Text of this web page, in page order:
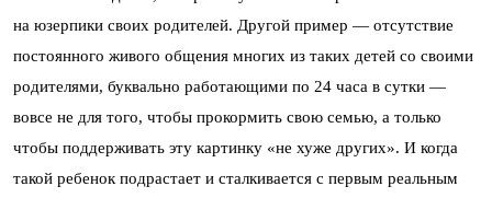
на юзерпики своих родителей. Другой пример — отсутствие
постоянного живого общения многих из таких детей со своими
родителями, буквально работающими по 24 часа в сутки —
вовсе не для того, чтобы прокормить свою семью, а только
чтобы поддерживать эту картинку «не хуже других». И когда
такой ребенок подрастает и сталкивается с первым реальным